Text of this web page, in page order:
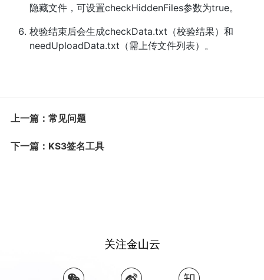
隐藏文件，可设置checkHiddenFiles参数为true。
校验结束后会生成checkData.txt（校验结果）和
needUploadData.txt（需上传文件列表）。
上一篇：常见问题
下一篇：KS3签名工具
关注金山云